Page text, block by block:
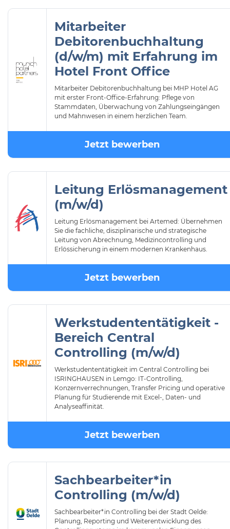
Mitarbeiter
Debitorenbuchhaltung
(d/w/m) mit Erfahrung im
Hotel Front Office
Mitarbeiter Debitorenbuchhaltung bei MHP Hotel AG
mit erster Front-Office-Erfahrung: Pflege von
Stammdaten, Überwachung von Zahlungseingängen
und Mahnwesen in einem herzlichen Team.
Jetzt bewerben
Leitung Erlösmanagement
(m/w/d)
Leitung Erlösmanagement bei Artemed: Übernehmen
Sie die fachliche, disziplinarische und strategische
Leitung von Abrechnung, Medizincontrolling und
Erlössicherung in einem modernen Krankenhaus.
Jetzt bewerben
Werkstudententätigkeit -
Bereich Central
Controlling (m/w/d)
Werkstudententätigkeit im Central Controlling bei
ISRINGHAUSEN in Lemgo: IT-Controlling,
Konzernverrechnungen, Transfer Pricing und operative
Planung für Studierende mit Excel-, Daten- und
Analyseaffinität.
Jetzt bewerben
Sachbearbeiter*in
Controlling (m/w/d)
Sachbearbeiter*in Controlling bei der Stadt Oelde:
Planung, Reporting und Weiterentwicklung des